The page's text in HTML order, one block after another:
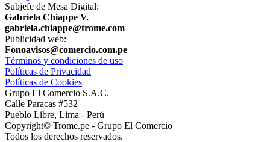
Subjefe de Mesa Digital:
Gabriela Chiappe V.
gabriela.chiappe@trome.com
Publicidad web:
Fonoavisos@comercio.com.pe
Términos y condiciones de uso
Políticas de Privacidad
Políticas de Cookies
Grupo El Comercio S.A.C.
Calle Paracas #532
Pueblo Libre, Lima - Perú
Copyright© Trome.pe - Grupo El Comercio
Todos los derechos reservados.